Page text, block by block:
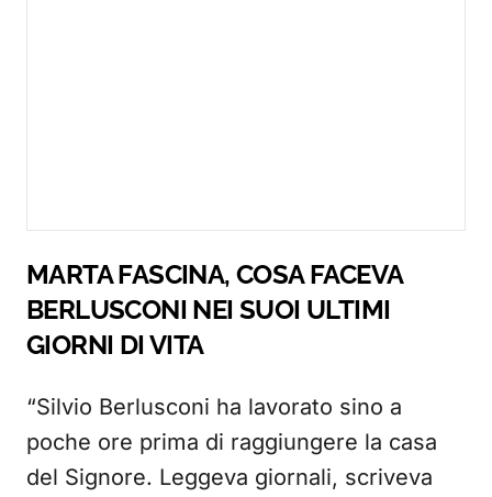
MARTA FASCINA, COSA FACEVA
BERLUSCONI NEI SUOI ULTIMI
GIORNI DI VITA
“Silvio Berlusconi ha lavorato sino a
poche ore prima di raggiungere la casa
del Signore. Leggeva giornali, scriveva